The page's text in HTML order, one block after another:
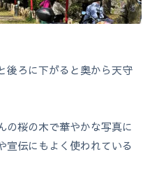
後ろに下がると奥から天守
の桜の木で華やかな写真に
宣伝にもよく使われている